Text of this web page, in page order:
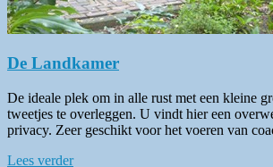
De Landkamer
De ideale plek om in alle rust met een kleine
tweetjes te overleggen. U vindt hier een
privacy. Zeer geschikt voor het voeren van
Lees verder